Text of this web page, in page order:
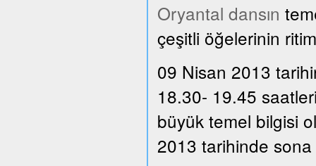
Oryantal dansın
çeşitli öğelerinin
09 Nisan 2013
18.30- 19.45
büyük temel bilgisi
2013 tarihinde